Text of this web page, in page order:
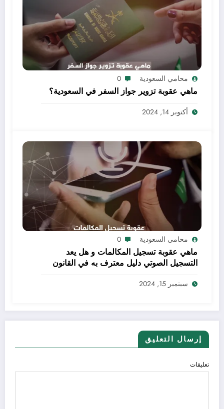
محامي السعودية 0
ماهي عقوبة تزوير جواز السفر في السعودية؟
أكتوبر 14, 2024
محامي السعودية 0
ماهي عقوبة تسجيل المكالمات و هل يعد
التسجيل الصوتي دليل معترف به في القانون
السعودي؟
سبتمبر 15, 2024
إرسال التعليق
تعليقات